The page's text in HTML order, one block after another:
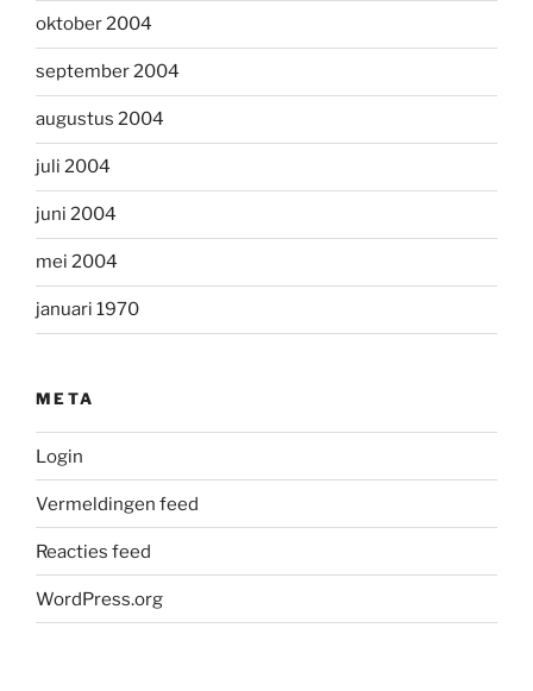
oktober 2004
september 2004
augustus 2004
juli 2004
juni 2004
mei 2004
januari 1970
META
Login
Vermeldingen feed
Reacties feed
WordPress.org